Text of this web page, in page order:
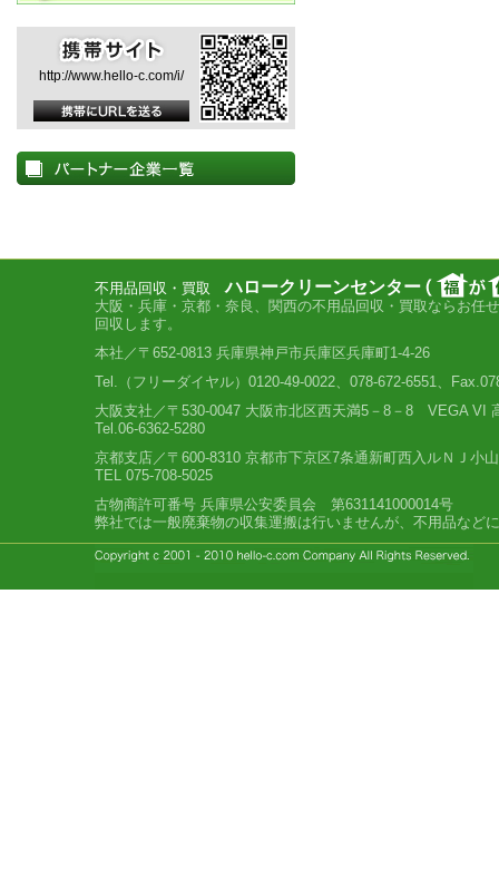
http://www.hello-c.com/i/
不用品回収・買取ハロークリーンセンター
大阪・兵庫・京都・奈良、関西の不用品回収・買取ならお任
回収します。
本社／〒652-0813 兵庫県神戸市兵庫区兵庫町1-4-26
Tel.（フリーダイヤル）0120-49-0022、078-672-6551、
大阪支社／〒530-0047 大阪市北区西天満5－8－8 VEGA VI
Tel.06-6362-5280
京都支店／〒600-8310 京都市下京区7条通新町西入ルＮＪ小
TEL 075-708-5025
古物商許可番号 兵庫県公安委員会 第631141000014号
弊社では一般廃棄物の収集運搬は行いませんが、不用品など